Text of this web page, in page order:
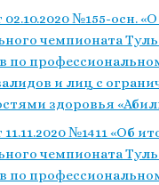
№155-осн.
чемпионата
по
и лиц с
здоровья
№1411 «Об
чемпионата
по